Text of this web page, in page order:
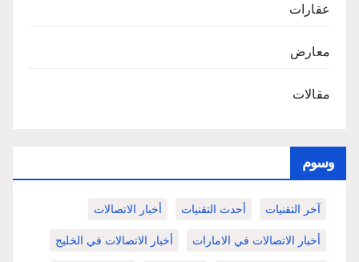
عقارات
معارض
مقالات
وسوم
آخر التقنيات أحدث التقنيات أخبار الاتصالات
أخبار الاتصالات في الامارات أخبار الاتصالات في الخليج